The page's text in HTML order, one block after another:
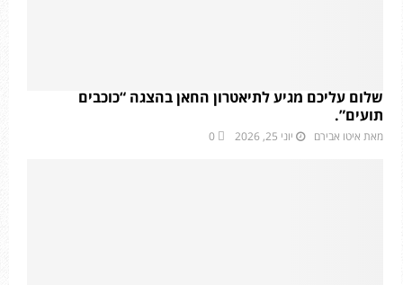
שלום עליכם מגיע לתיאטרון החאן בהצגה “כוכבים
תועים”.
מאת איטו אבירם יוני 25, 2026 0